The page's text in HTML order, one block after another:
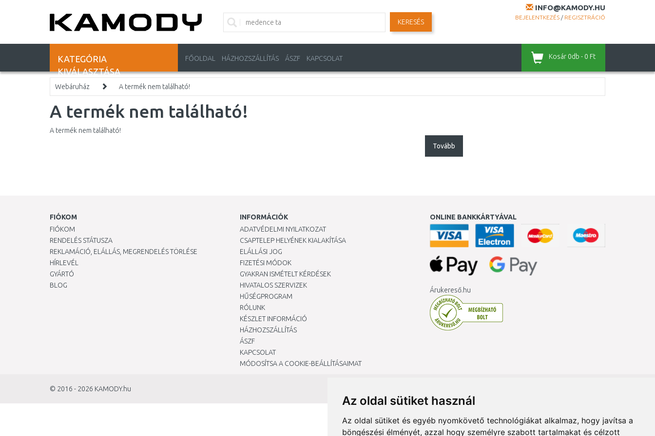
Az oldal sütiket használ
Az oldal sütiket és egyéb nyomkövető technológiákat alkalmaz, hogy javítsa a
böngészési élményét, azzal hogy személyre szabott tartalmakat és célzott
INFO@KAMODY.HU
BEJELENTKEZÉS / REGISZTRÁCIÓ
KERESÉS
KATEGÓRIA
KIVÁLASZTÁSA
FŐOLDAL HÁZHOZSZÁLLÍTÁS ÁSZF KAPCSOLAT Kosár 0db - 0 Ft
Webáruház A termék nem található!
A termék nem található!
A termék nem található!
Tovább
FIÓKOM
FIÓKOM
RENDELÉS STÁTUSZA
REKLAMÁCIÓ, ELÁLLÁS, MEGRENDELÉS TÖRLÉSE
HÍRLEVÉL
GYÁRTÓ
BLOG
INFORMÁCIÓK
ADATVÉDELMI NYILATKOZAT
CSAPTELEP HELYÉNEK KIALAKÍTÁSA
ELÁLLÁSI JOG
FIZETÉSI MÓDOK
GYAKRAN ISMÉTELT KÉRDÉSEK
HIVATALOS SZERVIZEK
HŰSÉGPROGRAM
RÓLUNK
KÉSZLET INFORMÁCIÓ
HÁZHOZSZÁLLÍTÁS
ÁSZF
KAPCSOLAT
MÓDOSÍTSA A COOKIE-BEÁLLÍTÁSAIMAT
ONLINE BANKKÁRTYÁVAL
Árukereső.hu
© 2016 - 2026 KAMODY.hu